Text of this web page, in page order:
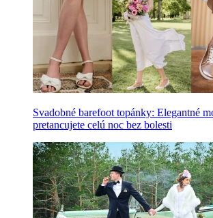
Svadobné barefoot topánky: Elegantné
pretancujete celú noc bez bolesti